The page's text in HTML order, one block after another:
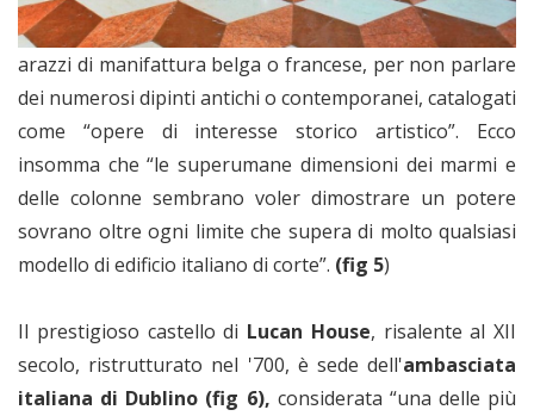
arazzi di manifattura belga o francese, per non parlare
dei numerosi dipinti antichi o contemporanei, catalogati
come “opere di interesse storico artistico”. Ecco
insomma che “le superumane dimensioni dei marmi e
delle colonne sembrano voler dimostrare un potere
sovrano oltre ogni limite che supera di molto qualsiasi
modello di edificio italiano di corte”. (fig 5)
Il prestigioso castello di Lucan House, risalente al XII
secolo, ristrutturato nel '700, è sede dell'ambasciata
italiana di Dublino (fig 6), considerata “una delle più